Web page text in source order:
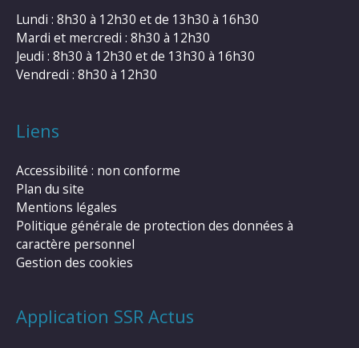
Lundi : 8h30 à 12h30 et de 13h30 à 16h30
Mardi et mercredi : 8h30 à 12h30
Jeudi : 8h30 à 12h30 et de 13h30 à 16h30
Vendredi : 8h30 à 12h30
Liens
Accessibilité : non conforme
Plan du site
Mentions légales
Politique générale de protection des données à
caractère personnel
Gestion des cookies
Application SSR Actus